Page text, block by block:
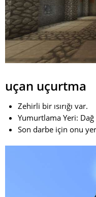
uçan uçurtma
Zehirli bir ısırığı var.
Yumurtlama Yeri:
Son darbe için onu